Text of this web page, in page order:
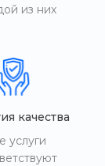
из них
качества
услуги